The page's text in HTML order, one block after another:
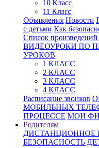
10 Класс
11 Класс
Объявления Новости
с детьми Как
Список произведений
ВИДЕОУРОКИ ПО
УРОКОВ
1 КЛАСС
2 КЛАСС
3 КЛАСС
4 КЛАСС
Расписание звонков
МОБИЛЬНЫХ
ПРОЦЕССЕ МОИ
Родителям
ДИСТАНЦИОННОЕ
БЕЗОПАСНОСТЬ